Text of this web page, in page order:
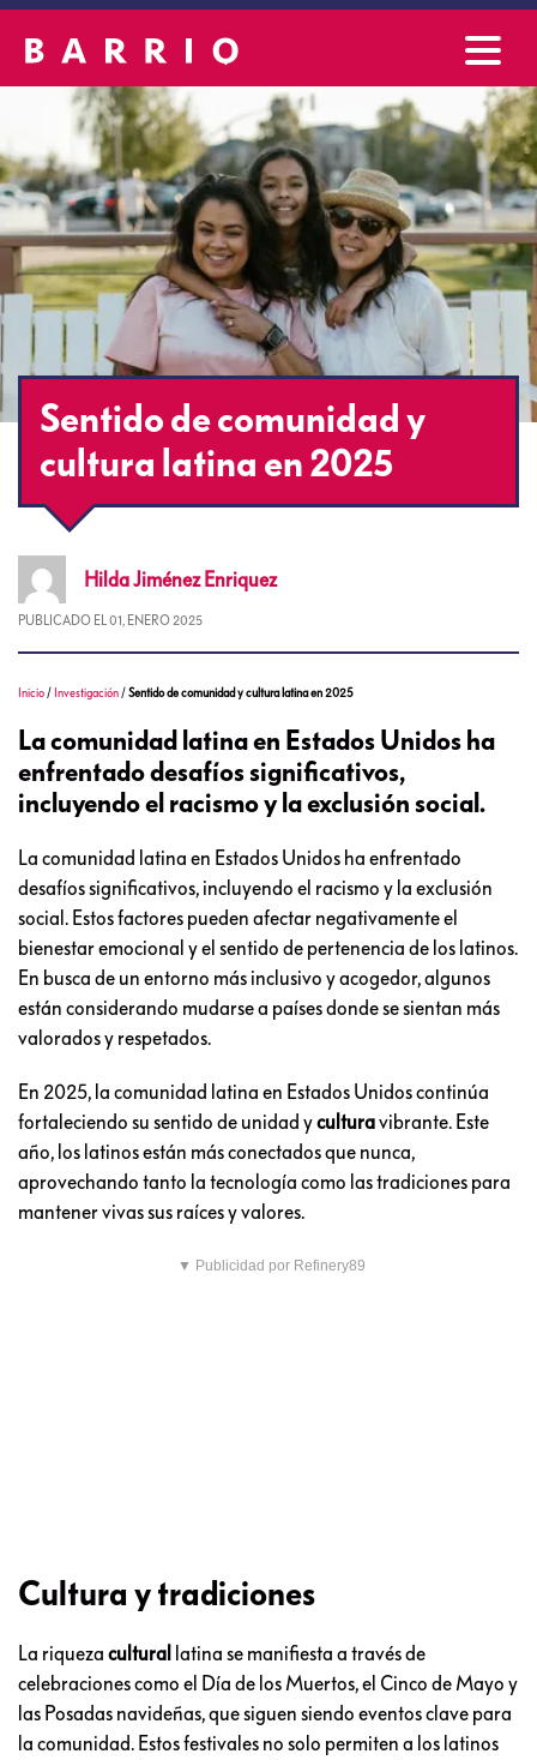
Sentido de comunidad y
cultura latina en 2025
HildaJiménez Enriquez
PUBLICADO EL 01, ENERO 2025
Inicio / Investigación /Sentido de comunidad y cultura latina en 2025
La comunidad latina en Estados Unidos ha
enfrentado desafíos significativos,
incluyendo el racismo y la exclusión social.
La comunidad latina en Estados Unidos ha enfrentado
desafíos significativos, incluyendo el racismo y la exclusión
social. Estos factores pueden afectar negativamente el
bienestar emocional y el sentido de pertenencia de los latinos.
En busca de un entorno más inclusivo y acogedor, algunos
están considerando mudarse a países donde se sientan más
valorados y respetados.
En 2025, la comunidad latina en Estados Unidos continúa
fortaleciendo su sentido de unidad yculturavibrante. Este
año, los latinos están más conectados que nunca,
aprovechando tanto la tecnología como las tradiciones para
mantener vivas sus raíces y valores.
▼ Publicidad por Refinery89
Cultura y tradiciones
La riqueza cultural
latina se manifiesta a través de
celebraciones como el Día de los Muertos, el Cinco de Mayo y
las Posadas navideñas, que siguen siendo eventos clave para
la comunidad. Estos festivales no solo permiten a los latinos